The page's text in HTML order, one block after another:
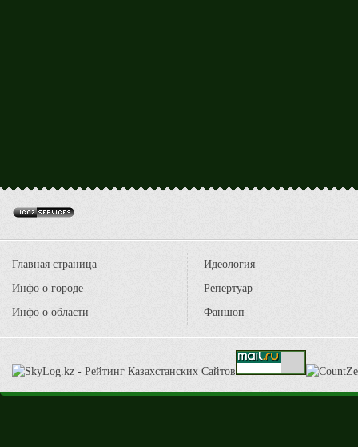
Главная страница
Инфо о городе
Инфо о области
Идеология
Репертуар
Фаншоп